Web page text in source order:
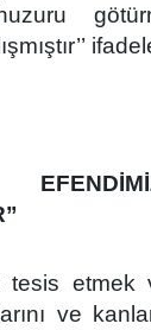
tesis etmek
ve